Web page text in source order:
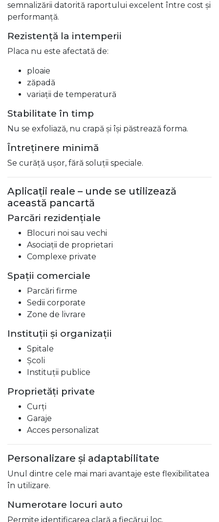
semnalizării datorită raportului excelent între cost și
performanță.
Rezistență la intemperii
Placa nu este afectată de:
ploaie
zăpadă
variații de temperatură
Stabilitate în timp
Nu se exfoliază, nu crapă și își păstrează forma.
Întreținere minimă
Se curăță ușor, fără soluții speciale.
Aplicații reale – unde se utilizează
această pancartă
Parcări rezidențiale
Blocuri noi sau vechi
Asociații de proprietari
Complexe private
Spații comerciale
Parcări firme
Sedii corporate
Zone de livrare
Instituții și organizații
Spitale
Școli
Instituții publice
Proprietăți private
Curți
Garaje
Acces personalizat
Personalizare și adaptabilitate
Unul dintre cele mai mari avantaje este flexibilitatea
în utilizare.
Numerotare locuri auto
Permite identificarea clară a fiecărui loc.